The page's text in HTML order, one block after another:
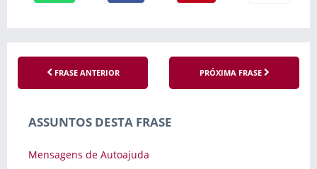
FRASE ANTERIOR PRÓXIMA FRASE
ASSUNTOS DESTA FRASE
Mensagens de Autoajuda